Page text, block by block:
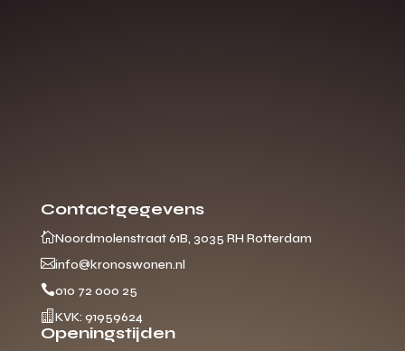
Contactgegevens
Noordmolenstraat 61B, 3035 RH Rotterdam
info@kronoswonen.nl
010 72 000 25
 KVK: 91959624
Openingstijden